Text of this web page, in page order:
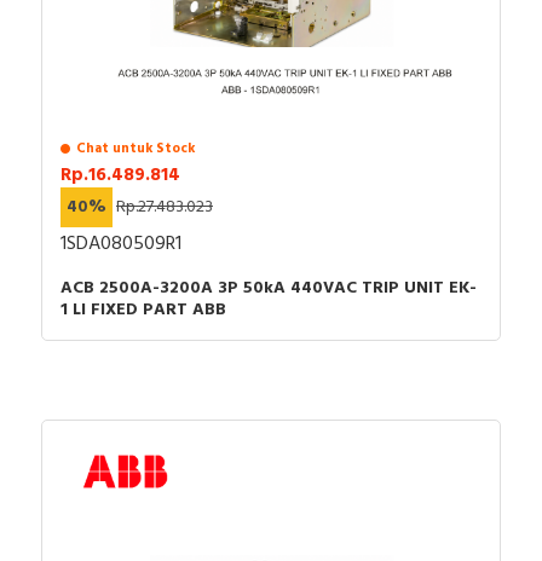
Chat untuk Stock
Rp.16.489.814
40% Rp.27.483.023
1SDA080509R1
ACB 2500A-3200A 3P 50kA 440VAC TRIP UNIT EK-
1 LI FIXED PART ABB